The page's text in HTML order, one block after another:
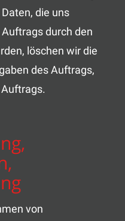
die uns
durch den
löschen wir die
des Auftrags,
von